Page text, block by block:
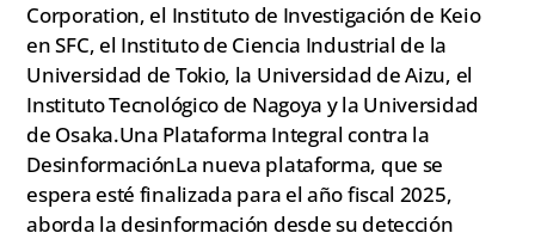
Corporation, el Instituto de Investigación de Keio
en SFC, el Instituto de Ciencia Industrial de la
Universidad de Tokio, la Universidad de Aizu, el
Instituto Tecnológico de Nagoya y la Universidad
de Osaka.Una Plataforma Integral contra la
DesinformaciónLa nueva plataforma, que se
espera esté finalizada para el año fiscal 2025,
aborda la desinformación desde su detección